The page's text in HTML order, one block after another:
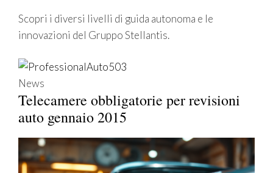
Scopri i diversi livelli di guida autonoma e le
innovazioni del Gruppo Stellantis.
News
Telecamere obbligatorie per revisioni
auto gennaio 2015